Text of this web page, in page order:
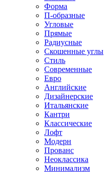
Форма
П-образные
Угловые
Прямые
Радиусные
Скошенные углы
Стиль
Современные
Евро
Английские
Дизайнерские
Итальянские
Кантри
Классические
Лофт
Модерн
Прованс
Неоклассика
Минимализм